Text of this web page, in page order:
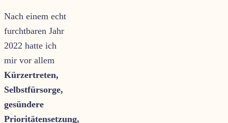
Nach einem echt
furchtbaren Jahr
2022 hatte ich
mir vor allem
Kürzertreten,
Selbstfürsorge,
gesündere
Prioritätensetzung,